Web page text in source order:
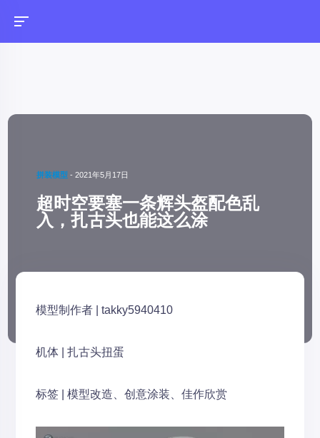
拼装模型 -2021年5月17日
超时空要塞一条辉头盔配色乱
入，扎古头也能这么涂
模型制作者 | takky5940410
机体 | 扎古头扭蛋
标签 | 模型改造、创意涂装、佳作欣赏